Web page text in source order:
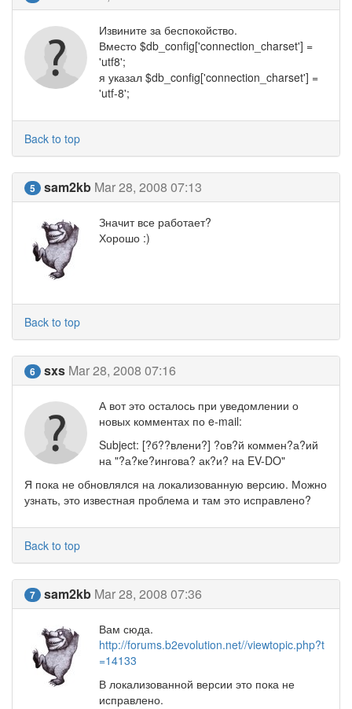
Извините за беспокойство.
Вместо $db_config['connection_charset'] =
'utf8';
я указал $db_config['connection_charset'] =
'utf-8';
Back to top
5 sam2kb Mar 28, 2008 07:13
Значит все работает?
Хорошо :)
Back to top
6 sxs Mar 28, 2008 07:16
А вот это осталось при уведомлении о
новых комментах по e-mail:
Subject: [?б??влени?] ?ов?й коммен?а?ий
на "?а?ке?ингова? ак?и? на EV-DO"
Я пока не обновлялся на локализованную версию. Можно
узнать, это известная проблема и там это исправлено?
Back to top
7 sam2kb Mar 28, 2008 07:36
Вам сюда.
http://forums.b2evolution.net//viewtopic.php?t
=14133
В локализованной версии это пока не
исправлено.